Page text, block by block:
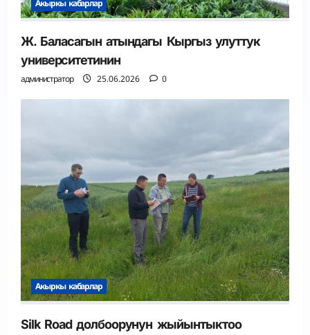
Акыркы кабарлар
Ж. Баласагын атындагы Кыргыз улуттук
университетинин
администратор 25.06.2026 0
Акыркы кабарлар
Silk Road долбоорунун жыйынтыктоо